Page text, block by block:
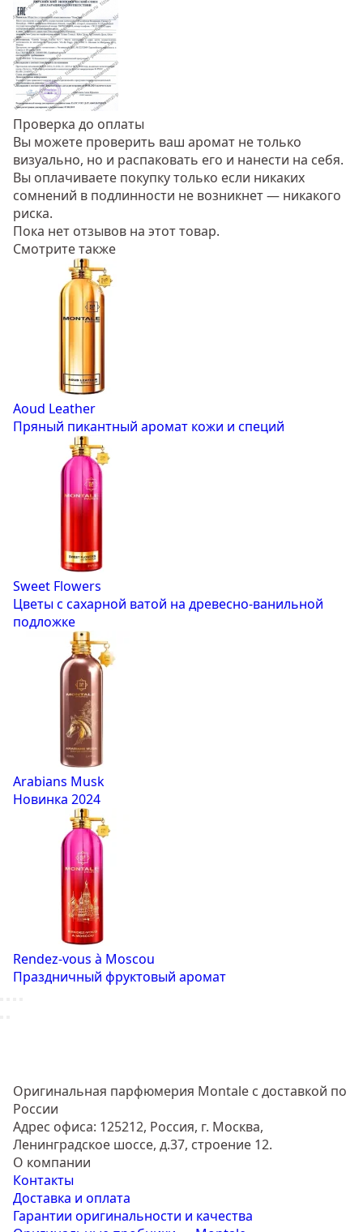
Проверка до оплаты
Вы можете проверить ваш аромат не только
визуально, но и распаковать его и нанести на себя.
Вы оплачиваете покупку только если никаких
сомнений в подлинности не возникнет — никакого
риска.
Пока нет отзывов на этот товар.
Смотрите также
Aoud Leather
Пряный пикантный аромат кожи и специй
Sweet Flowers
Цветы с сахарной ватой на древесно-ванильной
подложке
Arabians Musk
Новинка 2024
Rendez-vous à Moscou
Праздничный фруктовый аромат
Оригинальная парфюмерия Montale с доставкой по
России
Адрес офиса: 125212, Россия, г. Москва,
Ленинградское шоссе, д.37, строение 12.
О компании
Контакты
Доставка и оплата
Гарантии оригинальности и качества